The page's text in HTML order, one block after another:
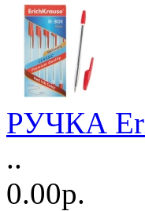
РУЧКА
..
0.00р.